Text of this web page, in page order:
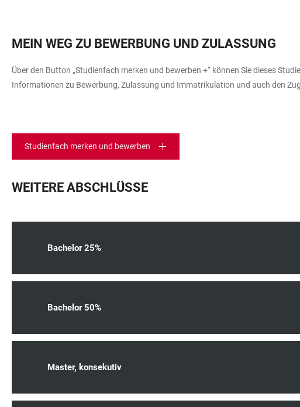
MEIN WEG ZU BEWERBUNG UND ZULASSUNG
Über den Button „Studienfach merken und bewerben +“ können Sie dieses
Informationen zu Bewerbung, Zulassung und Immatrikulation und auch den
Studienfach merken und bewerben
WEITERE ABSCHLÜSSE
Bachelor 25%
Bachelor 50%
Master, konsekutiv